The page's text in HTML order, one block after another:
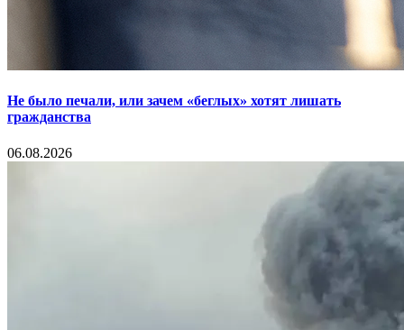
Не было печали, или зачем «беглых» хотят лишать
гражданства
06.08.2026